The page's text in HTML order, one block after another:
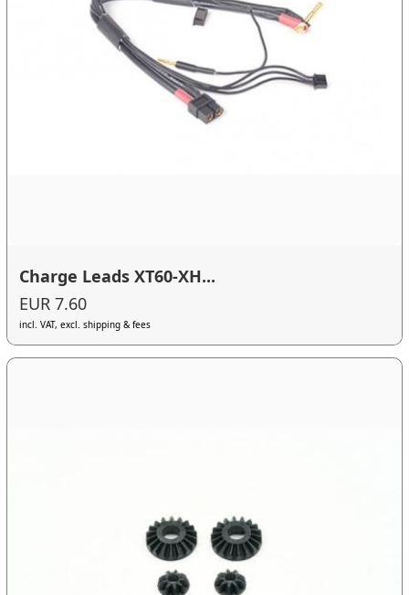
Charge Leads XT60-XH...
EUR 7.60
incl. VAT, excl. shipping & fees